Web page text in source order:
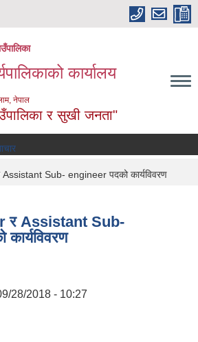
कार्यालय
नेपाल
र सुखी जनता"
Sub- engineer पदको कार्यविवरण
र Assistant Sub-
28/2018 - 10:27